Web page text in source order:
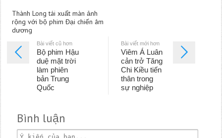
Thành Long tái xuất màn ảnh
rộng với bộ phim Đại chiến âm
dương
Bài viết cũ hơn
Bộ phim Hậu
duệ mặt trời
làm phiên
bản Trung
Quốc
Bài viết mới hơn
Viêm Á Luân
cản trở Tăng
Chi Kiều tiến
thân trong
sự nghiệp
Bình luận